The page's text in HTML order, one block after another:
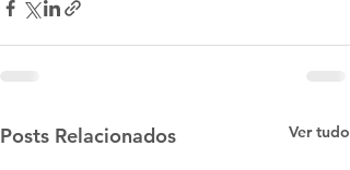
Posts Relacionados Ver tudo